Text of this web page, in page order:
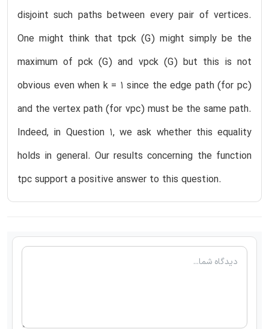
disjoint such paths between every pair of vertices.
One might think that tpck (G) might simply be the
maximum of pck (G) and vpck (G) but this is not
obvious even when k = 1 since the edge path (for pc)
and the vertex path (for vpc) must be the same path.
Indeed, in Question 1, we ask whether this equality
holds in general. Our results concerning the function
tpc support a positive answer to this question.